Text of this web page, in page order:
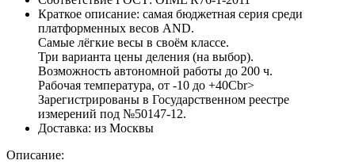
Краткое описание: cамая бюджетная серия среди
платформенных весов AND.
Самые лёгкие весы в своём классе.
Три варианта цены деления (на выбор).
Возможность автономной работы до 200 ч.
Рабочая температура, от -10 до +40Сbr>
Зарегистрированы в Государственном реестре
измерений под №50147-12.
Доставка: из Москвы
Описание: